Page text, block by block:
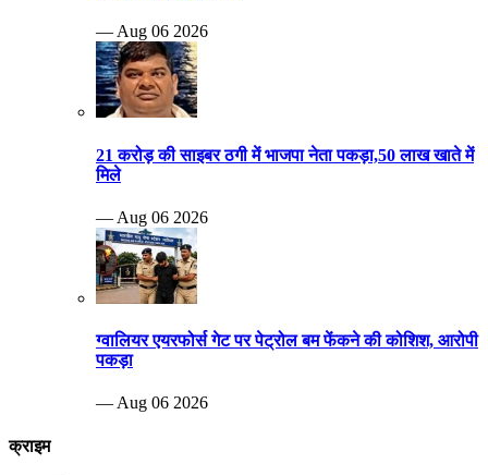
— Aug 06 2026
21 करोड़ की साइबर ठगी में भाजपा नेता पकड़ा,50 लाख खाते में
मिले
— Aug 06 2026
ग्वालियर एयरफोर्स गेट पर पेट्रोल बम फेंकने की कोशिश, आरोपी
पकड़ा
— Aug 06 2026
क्राइम